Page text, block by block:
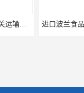
进口波兰食品成都做蓉欧铁路代理的公司